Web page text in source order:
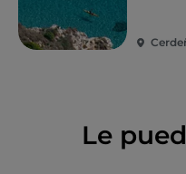
Le